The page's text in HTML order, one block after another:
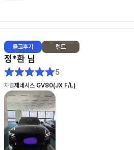
점이었습니다. 다른 곳에서는 무조건 싸다
나중에 추가 조건이 붙는 경우도 많았는데
장님은 처음부터 가능한 조건과 불가능한
하게 설명해 주셔서 오히려 더 신뢰가 생
히 좋은 말만 하는 게 아니라 고객 입장에
이 되는 방향으로 안내해 주시는 게 느껴
또 한 가지 정말 만족스러웠던 부분은 꼼
리입니다. 사실 계약하고 나면 연락이 잘
출고후기 렌트
정*환님
5
차종제네시스 GV80(JX F/L)